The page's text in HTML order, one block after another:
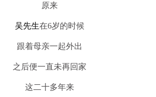
原来
吴先生在6岁的时候
跟着母亲一起外出
之后便一直未再回家
这二十多年来